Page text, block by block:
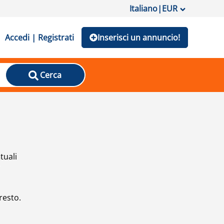
Italiano|EUR
Accedi | Registrati Inserisci un annuncio!
Cerca